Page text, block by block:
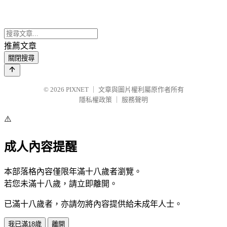
推薦文章
關閉搜尋
© 2026 PIXNET
文章與圖片權利屬原作者所有
隱私權政策
服務聲明
⚠️
成人內容提醒
本部落格內容僅限年滿十八歲者瀏覽。
若您未滿十八歲，請立即離開。
已滿十八歲者，亦請勿將內容提供給未成年人士。
我已滿18歲 離開